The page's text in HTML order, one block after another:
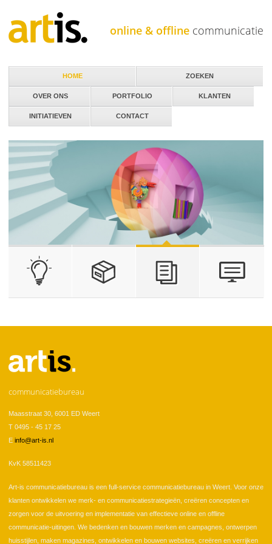
online & offline communicatie
HOME
OVER ONS PORTFOLIO KLANTEN
INITIATIEVEN CONTACT
ZOEKEN
communicatiebureau
Maasstraat 30, 6001 ED Weert
T 0495 - 45 17 25
E info@art-is.nl
KvK 58511423
Art-is communicatiebureau is een full-service communicatiebureau in Weert. Voor onze
klanten ontwikkelen we merk- en communicatiestrategieën, creëren concepten en
zorgen voor de uitvoering en implementatie van effectieve online en offline
communicatie-uitingen. We bedenken en bouwen merken en campagnes, ontwerpen
huisstijlen, maken magazines, ontwikkelen en bouwen websites, creëren en verrijken